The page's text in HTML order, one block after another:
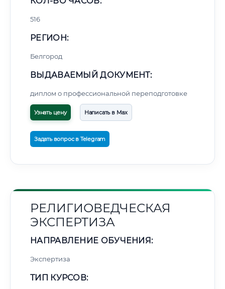
516
РЕГИОН:
Белгород
ВЫДАВАЕМЫЙ ДОКУМЕНТ:
диплом о профессиональной переподготовке
Узнать цену Написать в Max
Задать вопрос в Telegram
РЕЛИГИОВЕДЧЕСКАЯ
ЭКСПЕРТИЗА
НАПРАВЛЕНИЕ ОБУЧЕНИЯ:
Экспертиза
ТИП КУРСОВ: